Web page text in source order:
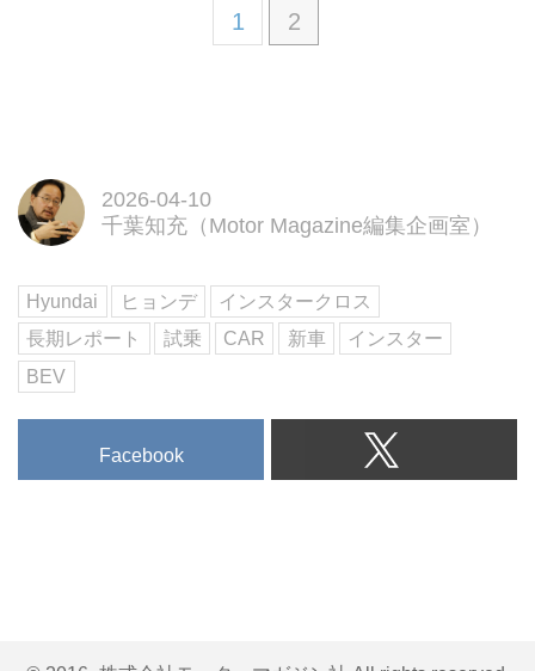
の車名、復活した車名などご長寿
モデルが登場 ほか
＜内容紹介＞
特集し、長く受け継がれてきた車
名に焦点を当て...
1 2
2026-04-10
千葉知充（Motor Magazine編集企画室）
Hyundai ヒョンデ
インスタークロス
長期レポート
試乗 CAR 新車
インスター
BEV
Facebook